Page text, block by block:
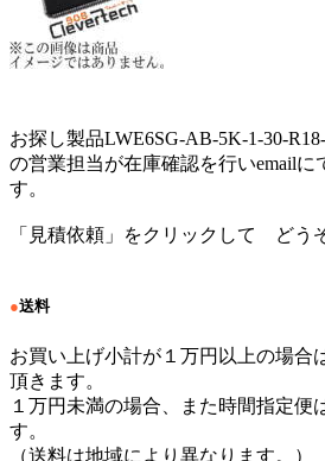
お探し製品LWE6SG-AB-5K-1-30-
の営業担当が在庫確認を行いemailに
す。
「見積依頼」をクリックして どう
●送料
お買い上げ小計が１万円以上の場合
頂きます。
１万円未満の場合、また時間指定便
す。
（送料は地域により異なります。）